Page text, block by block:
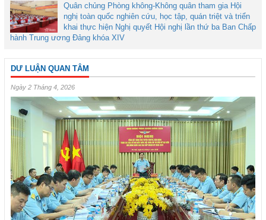
Quân chủng Phòng không-Không quân tham gia Hội
nghị toàn quốc nghiên cứu, học tập, quán triệt và triển
khai thực hiện Nghị quyết Hội nghị lần thứ ba Ban Chấp
hành Trung ương Đảng khóa XIV
DƯ LUẬN QUAN TÂM
Ngày 2 Tháng 4, 2026